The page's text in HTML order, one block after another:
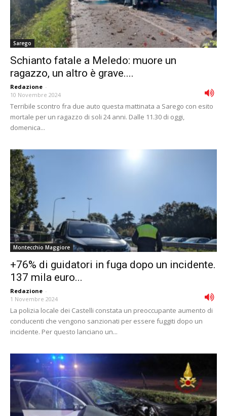
Sarego
Schianto fatale a Meledo: muore un
ragazzo, un altro è grave....
Redazione -
10 Novembre 2024
Terribile scontro fra due auto questa mattinata a Sarego con esito
mortale per un ragazzo di soli 24 anni. Dalle 11.30 di oggi,
domenica...
Montecchio Maggiore
+76% di guidatori in fuga dopo un incidente.
137 mila euro...
Redazione -
1 Novembre 2024
La polizia locale dei Castelli constata un preoccupante aumento di
conducenti che vengono sanzionati per essere fuggiti dopo un
incidente. Per questo lanciano un...